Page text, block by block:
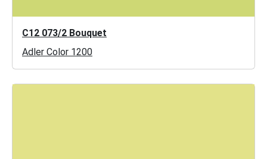
C12 073/2 Bouquet
Adler Color 1200